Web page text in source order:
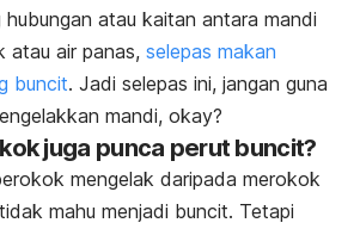
atau kaitan antara mandi
atau air panas, selepas makan
buncit. Jadi selepas ini, jangan guna
mandi, okay?
juga punca perut buncit?
mengelak daripada merokok
mahu menjadi buncit. Tetapi